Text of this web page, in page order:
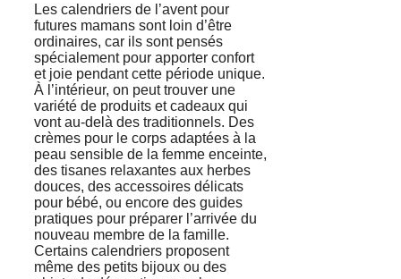
Les calendriers de l’avent pour
futures mamans sont loin d’être
ordinaires, car ils sont pensés
spécialement pour apporter confort
et joie pendant cette période unique.
À l’intérieur, on peut trouver une
variété de produits et cadeaux qui
vont au-delà des traditionnels. Des
crèmes pour le corps adaptées à la
peau sensible de la femme enceinte,
des tisanes relaxantes aux herbes
douces, des accessoires délicats
pour bébé, ou encore des guides
pratiques pour préparer l’arrivée du
nouveau membre de la famille.
Certains calendriers proposent
même des petits bijoux ou des